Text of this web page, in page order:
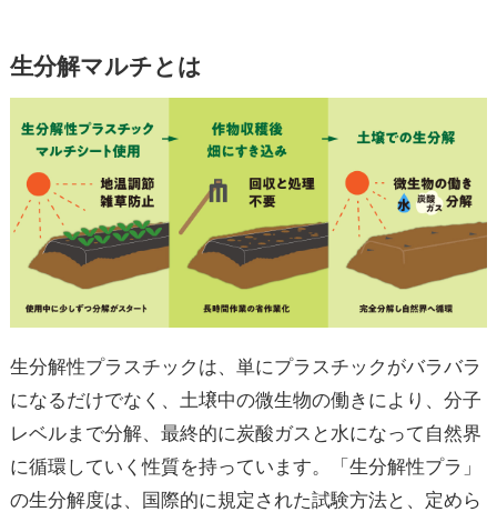
生分解マルチとは
生分解性プラスチックは、単にプラスチックがバラバラ
になるだけでなく、土壌中の微生物の働きにより、分子
レベルまで分解、最終的に炭酸ガスと水になって自然界
に循環していく性質を持っています。「生分解性プラ」
の生分解度は、国際的に規定された試験方法と、定めら